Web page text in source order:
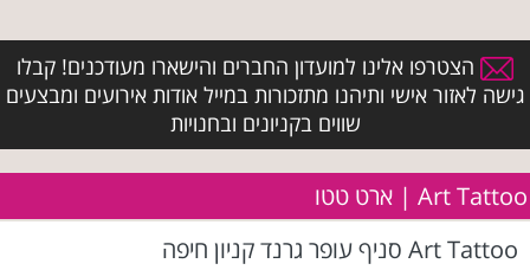
הצטרפו אלינו למועדון החברים והישארו מעודכנים! קבלו
גישה לאזור אישי ותיהנו מתזכורות במייל אודות אירועים ומבצעים
שווים בקניונים ובחנויות
Art Tattoo | ארט טטו
Art Tattoo סניף עופר גרנד קניון חיפה